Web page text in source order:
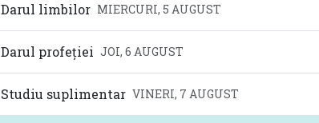
Darul limbilor MIERCURI, 5 AUGUST
Darul profeției JOI, 6 AUGUST
Studiu suplimentar VINERI, 7 AUGUST